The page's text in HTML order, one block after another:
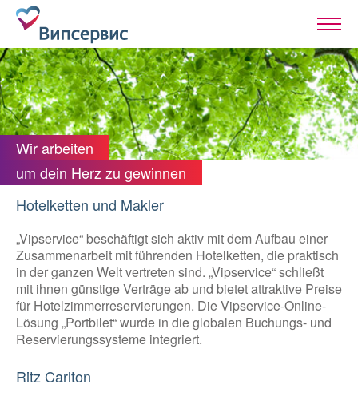
Wir arbeiten
um dein Herz zu gewinnen
Hotelketten und Makler
„Vipservice“ beschäftigt sich aktiv mit dem Aufbau einer
Zusammenarbeit mit führenden Hotelketten, die praktisch
in der ganzen Welt vertreten sind. „Vipservice“ schließt
mit ihnen günstige Verträge ab und bietet attraktive Preise
für Hotelzimmerreservierungen. Die Vipservice-Online-
Lösung „Portbilet“ wurde in die globalen Buchungs- und
Reservierungssysteme integriert.
Ritz Carlton